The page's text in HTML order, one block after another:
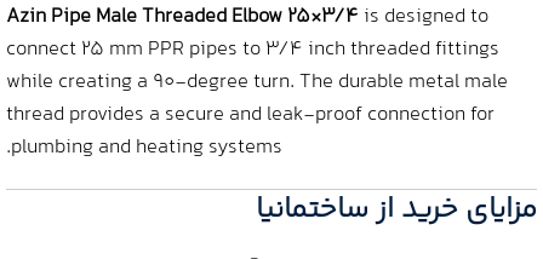
Azin Pipe Male Threaded Elbow 25×3/4 is designed to
connect 25 mm PPR pipes to 3/4 inch threaded fittings
while creating a 90‑degree turn. The durable metal male
thread provides a secure and leak‑proof connection for
plumbing and heating systems.
مزایای خرید از ساختمانیا